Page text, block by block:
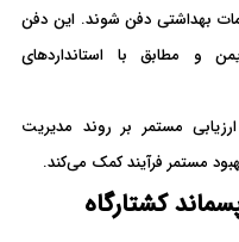
بهداشتی دفن شوند. این دفن
و مطابق با استانداردهای
مستمر بر روند مدیریت
مستمر فرآیند کمک می‌کند.
کشتارگاه